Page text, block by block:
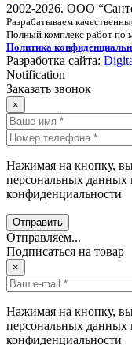
2002-2026. ООО
Разрабатываем
Полный комплекс работ
Политика
Разработка сайта:
Notification
Заказать звонок
×
Нажимая на кнопку, вы
персональных данных
конфиденциальности
Отправить
Отправляем...
Подписаться на товар
×
Нажимая на кнопку, вы
персональных данных
конфиденциальности